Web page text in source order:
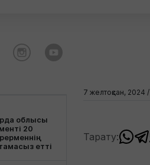
облысы
20
етті
7 желтоқсан, 2024 /
Тарату: